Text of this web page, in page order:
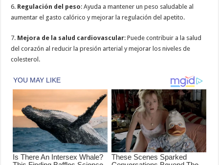
6. Regulación del peso: Ayuda a mantener un peso saludable al
aumentar el gasto calórico y mejorar la regulación del apetito.
7. Mejora de la salud cardiovascular: Puede contribuir a la salud
del corazón al reducir la presión arterial y mejorar los niveles de
colesterol.